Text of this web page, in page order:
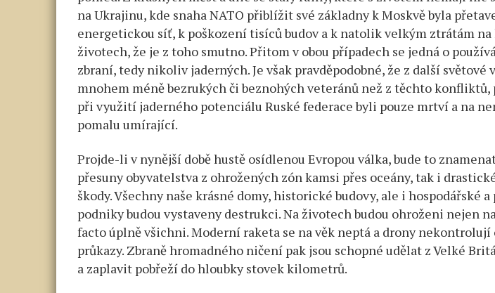
na Ukrajinu, kde snaha NATO přiblížit své základny k Moskvě byla
energetickou síť, k poškození tisíců budov a k natolik velkým ztrátám
životech, že je z toho smutno. Přitom v obou případech se jedná o
zbraní, tedy nikoliv jaderných. Je však pravděpodobné, že z další světové
mnohem méně bezrukých či beznohých veteránů než z těchto konfliktů,
při využití jaderného potenciálu Ruské federace byli pouze mrtví a na
pomalu umírající.
Projde-li v nynější době hustě osídlenou Evropou válka, bude to
přesuny obyvatelstva z ohrožených zón kamsi přes oceány, tak i
škody. Všechny naše krásné domy, historické budovy, ale i hospodářské
podniky budou vystaveny destrukci. Na životech budou ohroženi nejen
facto úplně všichni. Moderní raketa se na věk neptá a drony nekontrolují
průkazy. Zbraně hromadného ničení pak jsou schopné udělat z Velké
a zaplavit pobřeží do hloubky stovek kilometrů.